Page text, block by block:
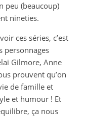
peu (beaucoup)
nineties.
ces séries, c’est
personnages
Gilmore, Anne
prouvent qu’on
de famille et
et humour ! Et
ça nous